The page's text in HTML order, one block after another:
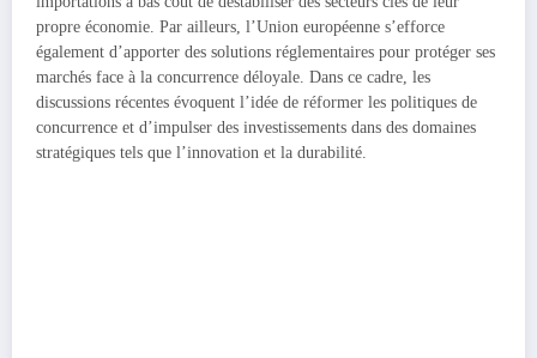
propre économie. Par ailleurs, l’Union européenne s’efforce
également d’apporter des solutions réglementaires pour protéger ses
marchés face à la concurrence déloyale. Dans ce cadre, les
discussions récentes évoquent l’idée de réformer les politiques de
concurrence et d’impulser des investissements dans des domaines
stratégiques tels que l’innovation et la durabilité.